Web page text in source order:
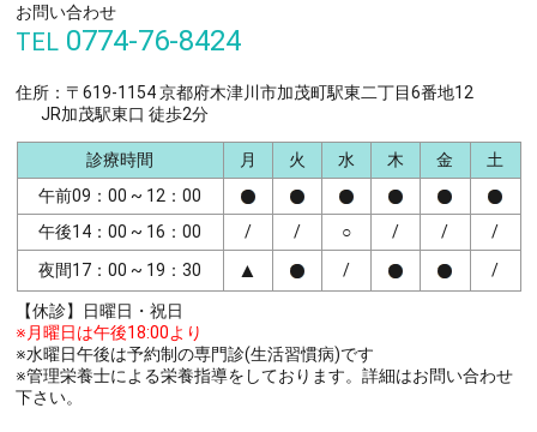
お問い合わせ
TEL 0774-76-8424
住所：〒619-1154 京都府木津川市加茂町駅東二丁目6番地12
JR加茂駅東口 徒歩2分
診療時間 月 火 水 木 金
土
午前09：00 ~ 12：00
午後14：00 ~ 16：00
/ / ○ / /
/
夜間17：00 ~ 19：30
▲ / /
【休診】日曜日・祝日
※月曜日は午後18:00より
※水曜日午後は予約制の専門診(生活習慣病)です
※管理栄養士による栄養指導をしております。詳細はお問い合わせ
下さい。